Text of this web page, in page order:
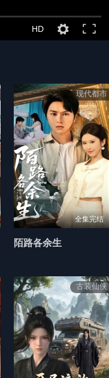
HD
现代都市
全集完结
陌路各余生
古装仙侠